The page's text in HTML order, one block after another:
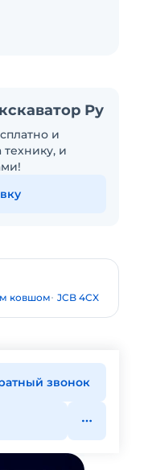
Ру
и
технику, и
ковшом JCB 4CX
звонок